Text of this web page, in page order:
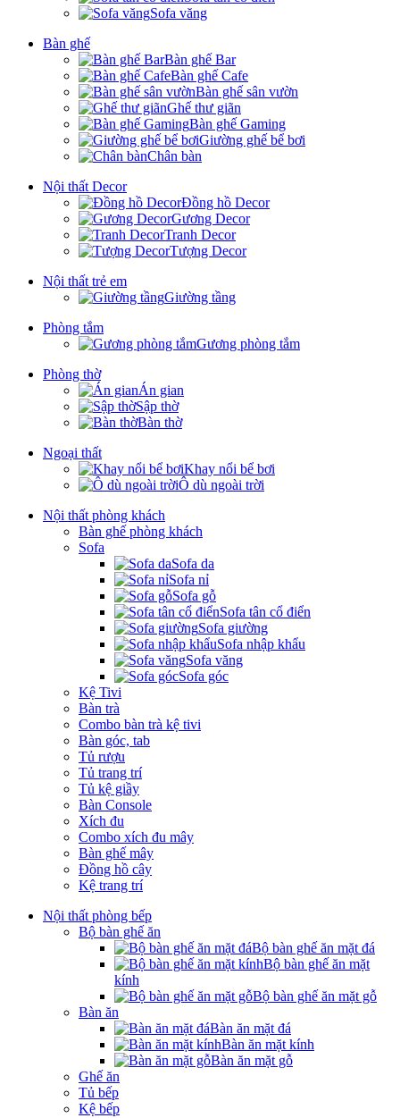
Sofa văng
Bàn ghế
Bàn ghế Bar
Bàn ghế Cafe
Bàn ghế sân vườn
Ghế thư giãn
Bàn ghế Gaming
Giường ghế bể bơi
Chân bàn
Nội thất Decor
Đồng hồ Decor
Gương Decor
Tranh Decor
Tượng Decor
Nội thất trẻ em
Giường tầng
Phòng tắm
Gương phòng tắm
Phòng thờ
Án gian
Sập thờ
Bàn thờ
Ngoại thất
Khay nổi bể bơi
Ô dù ngoài trời
Nội thất phòng khách
Bàn ghế phòng khách
Sofa
Sofa da
Sofa nỉ
Sofa gỗ
Sofa tân cổ điển
Sofa giường
Sofa nhập khẩu
Sofa văng
Sofa góc
Kệ Tivi
Bàn trà
Combo bàn trà kệ tivi
Bàn góc, tab
Tủ rượu
Tủ trang trí
Tủ kệ giầy
Bàn Console
Xích đu
Combo xích đu mây
Bàn ghế mây
Đồng hồ cây
Kệ trang trí
Nội thất phòng bếp
Bộ bàn ghế ăn
Bộ bàn ghế ăn mặt đá
Bộ bàn ghế ăn mặt
kính
Bộ bàn ghế ăn mặt gỗ
Bàn ăn
Bàn ăn mặt đá
Bàn ăn mặt kính
Bàn ăn mặt gỗ
Ghế ăn
Tủ bếp
Kệ bếp